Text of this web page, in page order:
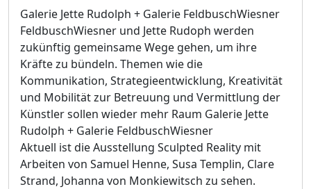
Galerie Jette Rudolph + Galerie FeldbuschWiesner
FeldbuschWiesner und Jette Rudoph werden
zukünftig gemeinsame Wege gehen, um ihre
Kräfte zu bündeln. Themen wie die
Kommunikation, Strategieentwicklung, Kreativität
und Mobilität zur Betreuung und Vermittlung der
Künstler sollen wieder mehr Raum Galerie Jette
Rudolph + Galerie FeldbuschWiesner
Aktuell ist die Ausstellung Sculpted Reality mit
Arbeiten von Samuel Henne, Susa Templin, Clare
Strand, Johanna von Monkiewitsch zu sehen.